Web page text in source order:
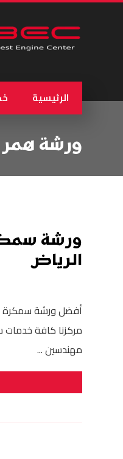
الرئيسية
ورشة همر
ورشة
الرياض
أفضل ورشة سمكرة
مركزنا كافة خدمات
مهندسين ...